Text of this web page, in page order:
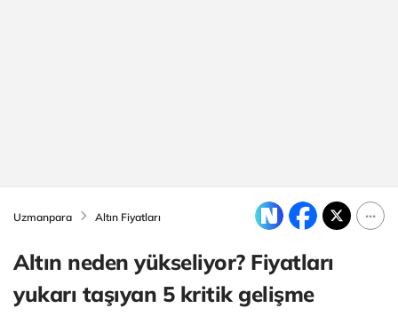
Uzmanpara Altın Fiyatları
Altın neden yükseliyor? Fiyatları
yukarı taşıyan 5 kritik gelişme